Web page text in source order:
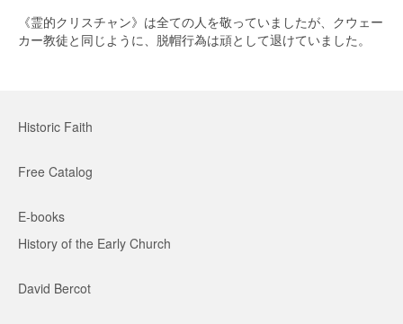
《霊的クリスチャン》は全ての人を敬っていましたが、クウェー
カー教徒と同じように、脱帽行為は頑として退けていました。
Historic Faith
Free Catalog
E-books
History of the Early Church
David Bercot